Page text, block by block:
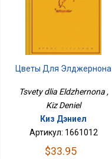
Цветы Для Элджернона
Tsvety dlia Eldzhernona ,
Kiz Deniel
Киз Дэниел
Артикул: 1661012
$33.95